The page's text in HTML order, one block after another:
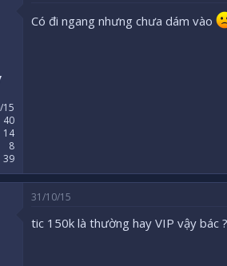
15
40
14
8
39
Có đi ngang nhưng chưa dám vào
31/10/15
tic 150k là thường hay VIP vậy bác